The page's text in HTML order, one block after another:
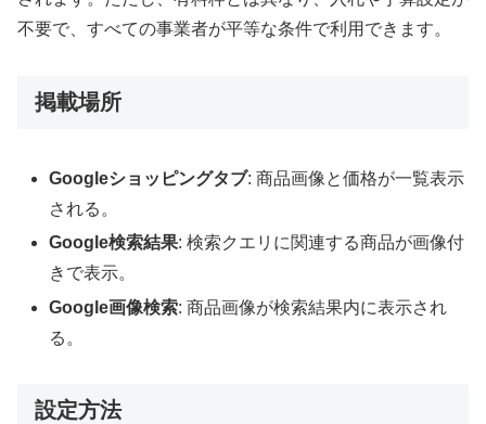
不要で、すべての事業者が平等な条件で利用できます。
掲載場所
Googleショッピングタブ: 商品画像と価格が一覧表示
される。
Google検索結果: 検索クエリに関連する商品が画像付
きで表示。
Google画像検索: 商品画像が検索結果内に表示され
る。
設定方法